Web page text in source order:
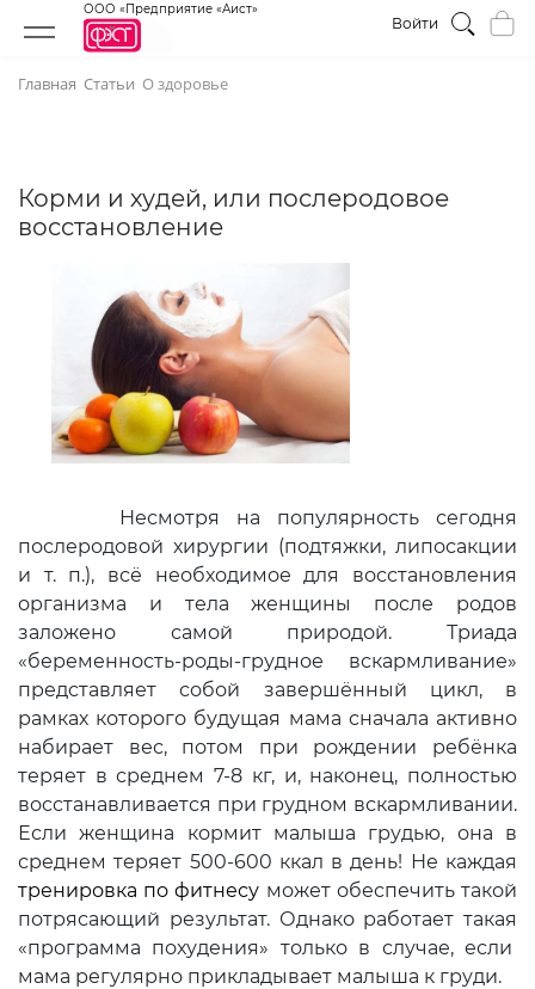
ООО «Предприятие «Аист»
Войти
Главная Статьи О здоровье
Корми и худей, или послеродовое
восстановление
Несмотря на популярность сегодня
послеродовой хирургии (подтяжки, липосакции
и т. п.), всё необходимое для восстановления
организма и тела женщины после родов
заложено самой природой. Триада
«беременность-роды-грудное вскармливание»
представляет собой завершённый цикл, в
рамках которого будущая мама сначала активно
набирает вес, потом при рождении ребёнка
теряет в среднем 7-8 кг, и, наконец, полностью
восстанавливается при грудном вскармливании.
Если женщина кормит малыша грудью, она в
среднем теряет 500-600 ккал в день! Не каждая
тренировка по фитнесу может обеспечить такой
потрясающий результат. Однако работает такая
«программа похудения» только в случае, если
мама регулярно прикладывает малыша к груди.